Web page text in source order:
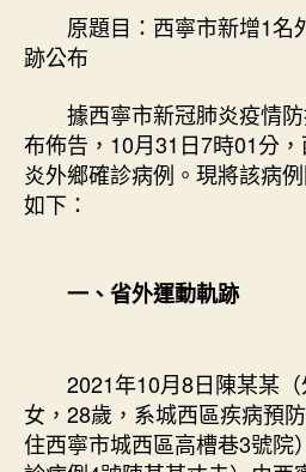
原題目：西寧市新增1名
跡公布
據西寧市新冠肺炎疫情防
布佈告，10月31日7時01分
炎外鄉確診病例。現將該病
如下：
一、省外運動軌跡
2021年10月8日陳某某（
女，28歲，系城西區疾病預
住西寧市城西區高槽巷3號院